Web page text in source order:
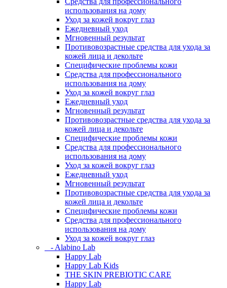
использования на дому
Уход за кожей вокруг глаз
Ежедневный уход
Мгновенный результат
Противовозрастные средства для ухода за
кожей лица и декольте
Специфические проблемы кожи
Средства для профессионального
использования на дому
Уход за кожей вокруг глаз
Ежедневный уход
Мгновенный результат
Противовозрастные средства для ухода за
кожей лица и декольте
Специфические проблемы кожи
Средства для профессионального
использования на дому
Уход за кожей вокруг глаз
Ежедневный уход
Мгновенный результат
Противовозрастные средства для ухода за
кожей лица и декольте
Специфические проблемы кожи
Средства для профессионального
использования на дому
Уход за кожей вокруг глаз
- Alabino Lab
Happy Lab
Happy Lab Kids
THE SKIN PREBIOTIC CARE
Happy Lab